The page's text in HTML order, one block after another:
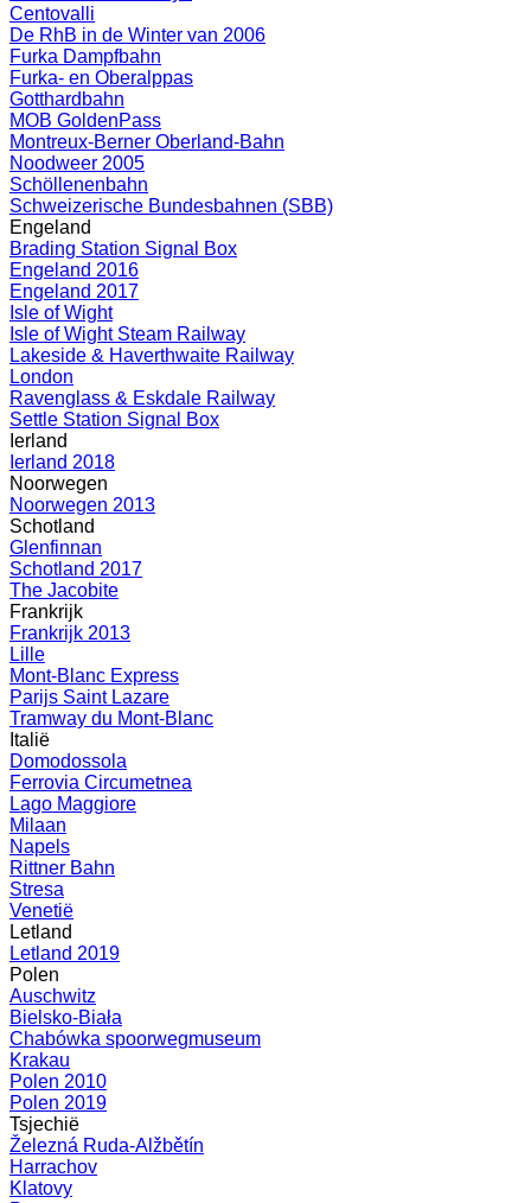
Centovalli
De RhB in de Winter van 2006
Furka Dampfbahn
Furka- en Oberalppas
Gotthardbahn
MOB GoldenPass
Montreux-Berner Oberland-Bahn
Noodweer 2005
Schöllenenbahn
Schweizerische Bundesbahnen (SBB)
Engeland
Brading Station Signal Box
Engeland 2016
Engeland 2017
Isle of Wight
Isle of Wight Steam Railway
Lakeside & Haverthwaite Railway
London
Ravenglass & Eskdale Railway
Settle Station Signal Box
Ierland
Ierland 2018
Noorwegen
Noorwegen 2013
Schotland
Glenfinnan
Schotland 2017
The Jacobite
Frankrijk
Frankrijk 2013
Lille
Mont-Blanc Express
Parijs Saint Lazare
Tramway du Mont-Blanc
Italië
Domodossola
Ferrovia Circumetnea
Lago Maggiore
Milaan
Napels
Rittner Bahn
Stresa
Venetië
Letland
Letland 2019
Polen
Auschwitz
Bielsko-Biała
Chabówka spoorwegmuseum
Krakau
Polen 2010
Polen 2019
Tsjechië
Železná Ruda-Alžbětín
Harrachov
Klatovy